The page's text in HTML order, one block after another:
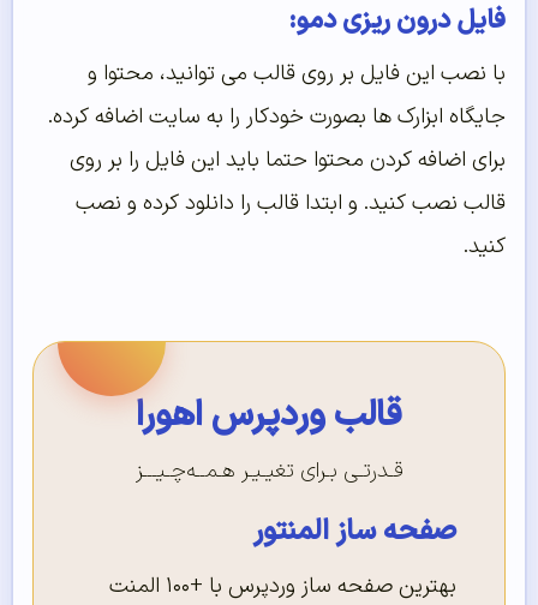
فایل درون ریزی دمو:
با نصب این فایل بر روی قالب می توانید، محتوا و
جایگاه ابزارک ها بصورت خودکار را به سایت اضافه کرده.
برای اضافه کردن محتوا حتما باید این فایل را بر روی
قالب نصب کنید. و ابتدا قالب را دانلود کرده و نصب
کنید.
قالب وردپرس اهورا
قـدرتـی بـرای تغیـیـر هـمــه‌چـیـــز
صفحه ساز المنتور
بهترین صفحه ساز وردپرس با +۱۰۰ المنت